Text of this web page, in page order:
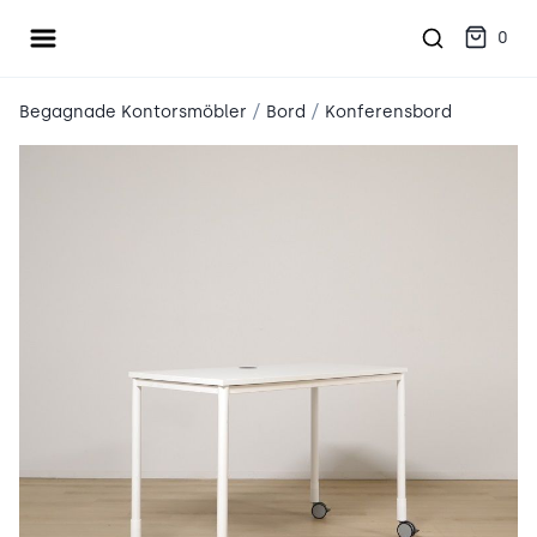
Öppna meny 0
Begagnade Kontorsmöbler / Bord / Konferensbord